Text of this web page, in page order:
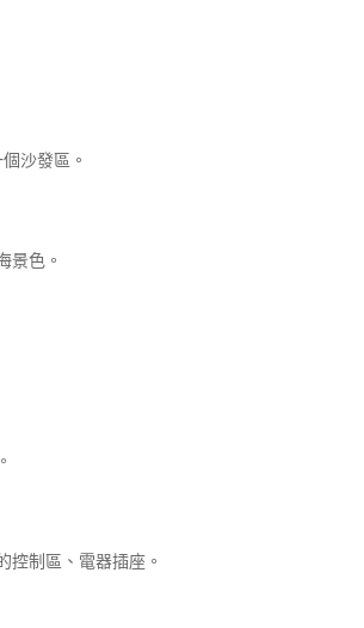
沙發區。
景色。
控制區、電器插座。